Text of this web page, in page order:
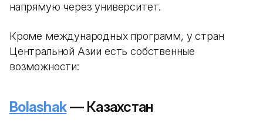
напрямую через университет.
Кроме международных программ, у стран
Центральной Азии есть собственные
возможности:
Bolashak— Казахстан